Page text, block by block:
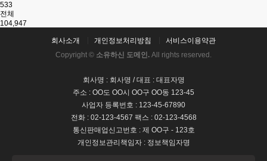
533
전체
104,947
회사소개 개인정보처리방침
서비스이용약관
Copyright © 소유하신 도메인. All rights reserved.
회사명 : 회사명 / 대표 : 대표자명
주소 : OO도 OO시 OO구 OO동 123-45
사업자 등록번호 : 123-45-67890
전화 : 02-123-4567 팩스 : 02-123-4568
통신판매업신고번호 : 제 OO구 - 123호
개인정보관리책임자 : 정보책임자명